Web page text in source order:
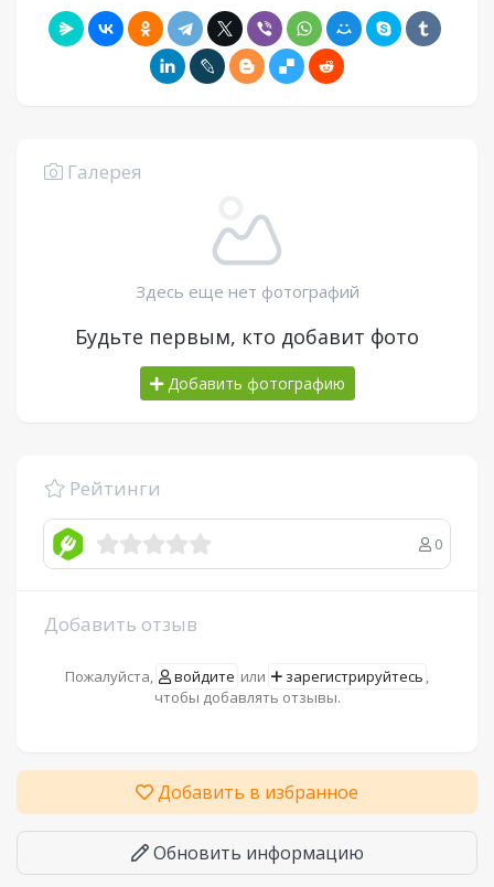
Галерея
Здесь еще нет фотографий
Будьте первым, кто добавит фото
Добавить фотографию
Рейтинги
0
Добавить отзыв
Пожалуйста, войдите или зарегистрируйтесь ,
чтобы добавлять отзывы.
Добавить в избранное
Обновить информацию